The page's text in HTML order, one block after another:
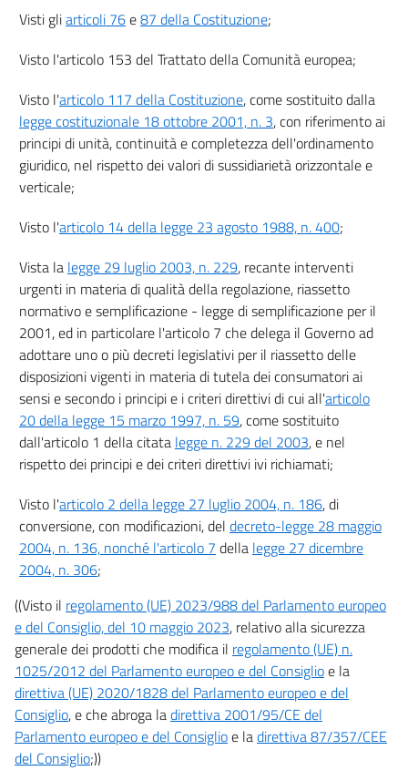
11
12
Capo III
Particolari modalità di informazione
Sezione I
((Indicazione dei prezzi))
13
14
15 bis
16
17
17 bis
Titolo III
((PRATICHE COMMERCIALI,))
PUBBLICITÀ E ALTRE COMUNICAZIONI
COMMERCIALI
Capo I
Disposizioni generali
19
((Capo II
Pratiche commerciali scorrette))
20
((SEZIONE I
Pratiche commerciali ingannevoli))
21
22
22 bis
23
Visti gliarticoli 76e87 della Costituzione;
Visto l'articolo 153 del Trattato della Comunità europea;
Visto l'articolo 117 della Costituzione, come sostituito dalla
legge costituzionale 18 ottobre 2001, n. 3, con riferimento ai
principi di unità, continuità e completezza dell'ordinamento
giuridico, nel rispetto dei valori di sussidiarietà orizzontale e
verticale;
Visto l'articolo 14 della legge 23 agosto 1988, n. 400;
Vista la legge 29 luglio 2003, n. 229, recante interventi
urgenti in materia di qualità della regolazione, riassetto
normativo e semplificazione - legge di semplificazione per il
2001, ed in particolare l'articolo 7 che delega il Governo ad
adottare uno o più decreti legislativi per il riassetto delle
disposizioni vigenti in materia di tutela dei consumatori ai
sensi e secondo i principi e i criteri direttivi di cui all'articolo
20 della legge 15 marzo 1997, n. 59, come sostituito
dall'articolo 1 della citata legge n. 229 del 2003, e nel
rispetto dei principi e dei criteri direttivi ivi richiamati;
Visto l'articolo 2 della legge 27 luglio 2004, n. 186, di
conversione, con modificazioni, del decreto-legge 28 maggio
2004, n. 136, nonché l'articolo 7 della legge 27 dicembre
2004, n. 306;
((Visto il regolamento (UE) 2023/988 del Parlamento europeo
e del Consiglio, del 10 maggio 2023, relativo alla sicurezza
generale dei prodotti che modifica il regolamento (UE) n.
1025/2012 del Parlamento europeo e del Consiglioe la
direttiva (UE) 2020/1828 del Parlamento europeo e del
Consiglio, e che abroga ladirettiva 2001/95/CE del
Parlamento europeo e del Consiglioe ladirettiva 87/357/CEE
del Consiglio;))